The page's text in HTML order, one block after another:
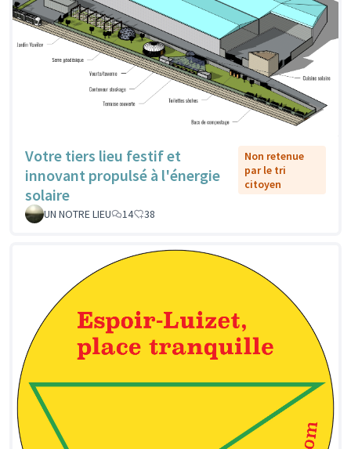
Votre tiers lieu festif et
innovant propulsé à l'énergie
solaire
Non retenue
par le tri
citoyen
UN NOTRE LIEU 14 38